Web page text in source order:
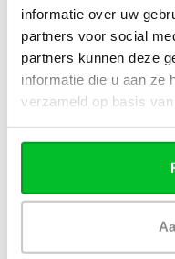
informatie over uw
partners voor social
partners kunnen deze
informatie die u aan ze
verzameld op basis
paneelradiator?
Hoe verschilt de
hybride
een standaard
Wat is het
warmteboosters
Waarom is een
technisch geen